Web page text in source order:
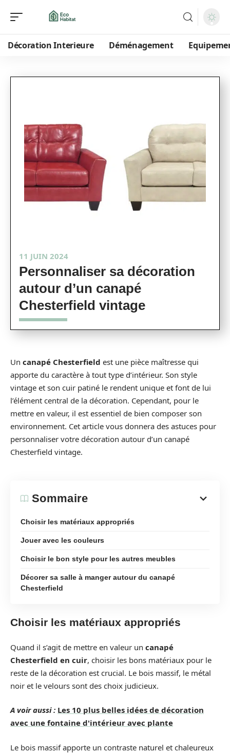
Décoration Interieure Déménagement
11 JUIN 2024
Personnaliser sa décoration
autour d’un canapé
Chesterfield vintage
Un canapé Chesterfield est une pièce maîtresse qui
apporte du caractère à tout type d’intérieur. Son style
vintage et son cuir patiné le rendent unique et font de lui
l’élément central de la décoration. Cependant, pour le
mettre en valeur, il est essentiel de bien composer son
environnement. Cet article vous donnera des astuces pour
personnaliser votre décoration autour d’un canapé
Chesterfield vintage.
Sommaire
Choisir les matériaux appropriés
Jouer avec les couleurs
Choisir le bon style pour les autres meubles
Décorer sa salle à manger autour du canapé
Chesterfield
Choisir les matériaux appropriés
Quand il s’agit de mettre en valeur un canapé
Chesterfield en cuir, choisir les bons matériaux pour le
reste de la décoration est crucial. Le bois massif, le métal
noir et le velours sont des choix judicieux.
A voir aussi : Les 10 plus belles idées de décoration
avec une fontaine d'intérieur avec plante
Le bois massif apporte un contraste naturel et chaleureux